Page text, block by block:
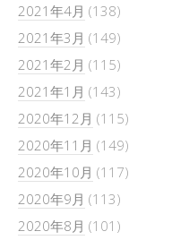
2021年4月 (138)
2021年3月 (149)
2021年2月 (115)
2021年1月 (143)
2020年12月 (115)
2020年11月 (149)
2020年10月 (117)
2020年9月 (113)
2020年8月 (101)